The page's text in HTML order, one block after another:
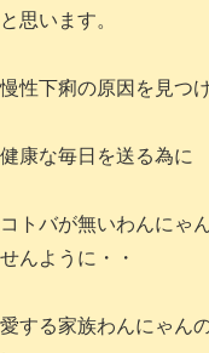
と思います。
慢性下痢の原因を見つ
健康な毎日を送る為に
コトバが無いわんにゃ
せんように・・
愛する家族わんにゃん